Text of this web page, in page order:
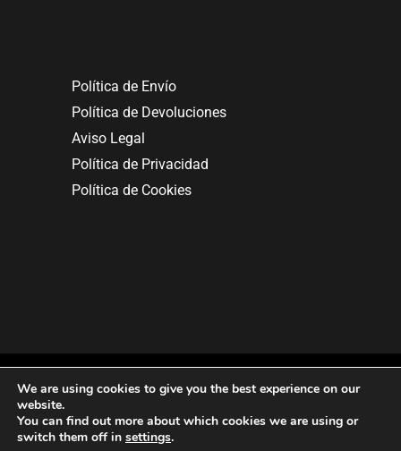
Política de Envío
Política de Devoluciones
Aviso Legal
Política de Privacidad
Política de Cookies
Copyright © 2025. All rights reserved.
We are using cookies to give you the best experience on our
website.
You can find out more about which cookies we are using or
switch them off in settings.